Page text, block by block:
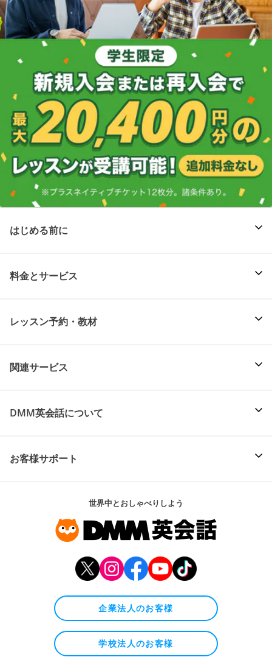
はじめる前に
料金とサービス
レッスン予約・教材
関連サービス
DMM英会話について
お客様サポート
世界中とおしゃべりしよう
企業法人のお客様
学校法人のお客様